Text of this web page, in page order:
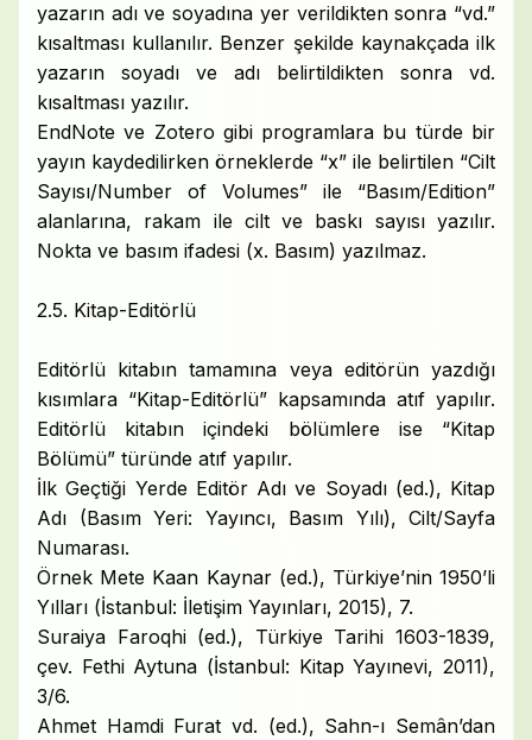
yazarın adı ve soyadına yer verildikten sonra “vd.”
kısaltması kullanılır. Benzer şekilde kaynakçada ilk
yazarın soyadı ve adı belirtildikten sonra vd.
kısaltması yazılır.
EndNote ve Zotero gibi programlara bu türde bir
yayın kaydedilirken örneklerde “x” ile belirtilen “Cilt
Sayısı/Number of Volumes” ile “Basım/Edition”
alanlarına, rakam ile cilt ve baskı sayısı yazılır.
Nokta ve basım ifadesi (x. Basım) yazılmaz.
2.5. Kitap-Editörlü
Editörlü kitabın tamamına veya editörün yazdığı
kısımlara “Kitap-Editörlü” kapsamında atıf yapılır.
Editörlü kitabın içindeki bölümlere ise “Kitap
Bölümü” türünde atıf yapılır.
İlk Geçtiği Yerde Editör Adı ve Soyadı (ed.), Kitap
Adı (Basım Yeri: Yayıncı, Basım Yılı), Cilt/Sayfa
Numarası.
Örnek Mete Kaan Kaynar (ed.), Türkiye’nin 1950’li
Yılları (İstanbul: İletişim Yayınları, 2015), 7.
Suraiya Faroqhi (ed.), Türkiye Tarihi 1603-1839,
çev. Fethi Aytuna (İstanbul: Kitap Yayınevi, 2011),
3/6.
Ahmet Hamdi Furat vd. (ed.), Sahn-ı Semân’dan